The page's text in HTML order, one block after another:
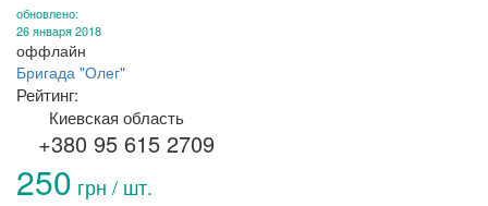
обновлено:
26 января 2018
оффлайн
Бригада "Олег"
Рейтинг:
Киевская область
+380 95 615 2709
250 грн / шт.